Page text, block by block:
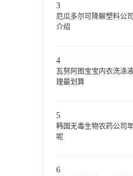
3
厄瓜多尔可降解塑料公
介绍
4
瓦努阿图宝宝内衣洗涤
理最划算
5
韩国无毒生物农药公司
呢
6